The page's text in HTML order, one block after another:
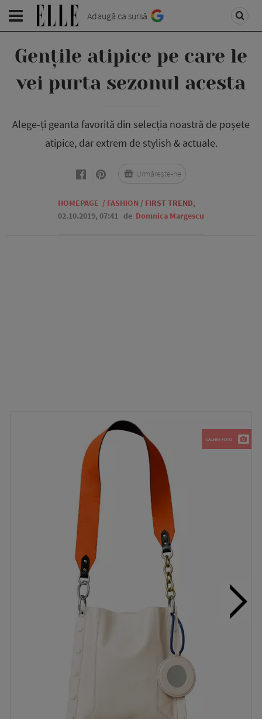
Adaugă ca sursă
Gențile atipice pe care le
vei purta sezonul acesta
Alege-ți geanta favorită din selecția noastră de poșete
atipice, dar extrem de stylish & actuale.
HOMEPAGE / FASHION / FIRST TREND,
02.10.2019, 07:41 de Domnica Margescu
Urmărește-ne